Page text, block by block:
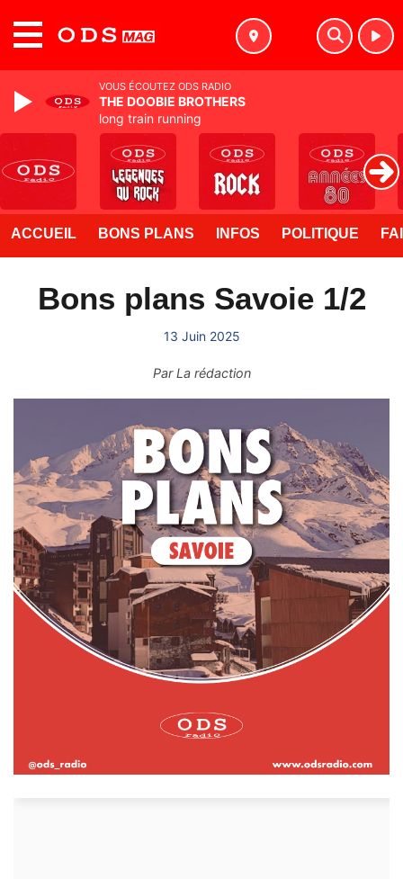
ACCUEIL BONS PLANS INFOS POLITIQUE
Bons plans Savoie 1/2
13 Juin 2025
ParLa rédaction
VOUS ÉCOUTEZ ODS RADIO
THE DOOBIE BROTHERS
long train running